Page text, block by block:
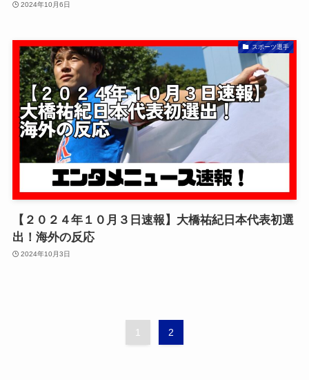
2024年10月6日
スポーツ選手
【２０２４年１０月３日速報】大橋祐紀日本代表初選
出！海外の反応
2024年10月3日
1 2